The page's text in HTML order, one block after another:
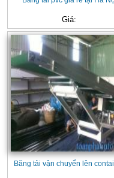
Giá:
Băng tải vận chuyển lên